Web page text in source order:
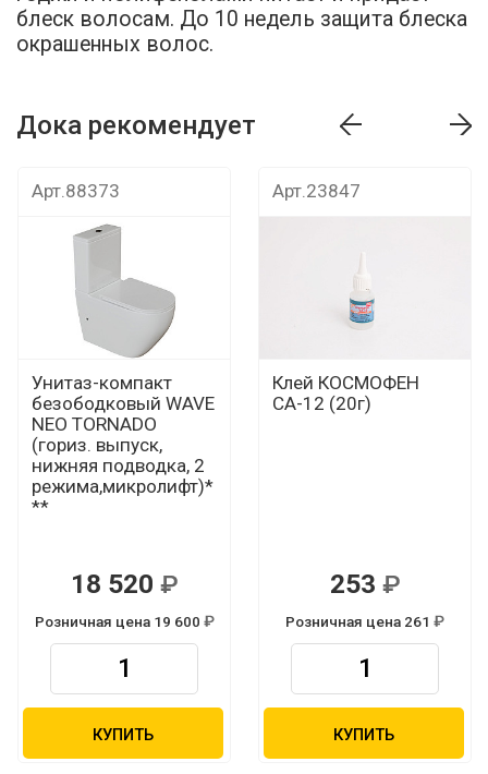
блеск волосам. До 10 недель защита блеска
окрашенных волос.
Дока рекомендует
Арт.88373
Унитаз-компакт
безободковый WAVE
NEO TORNADO
(гориз. выпуск,
нижняя подводка, 2
режима,микролифт)*
**
18 520
Розничная цена 19 600
КУПИТЬ
Арт.23847
Клей КОСМОФЕН
СА-12 (20г)
253
Розничная цена 261
КУПИТЬ
Р
Р Р
Дока рекомендует Дока